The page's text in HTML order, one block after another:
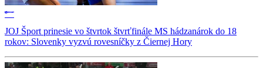
JOJ Šport prinesie vo štvrtok štvrťfinále MS hádzanárok do 18
rokov: Slovenky vyzvú rovesníčky z Čiernej Hory